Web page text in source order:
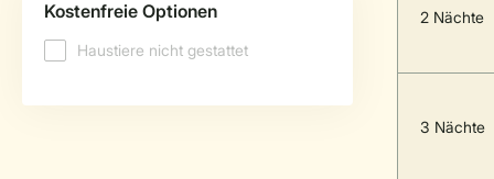
2 Nächte
3 Nächte